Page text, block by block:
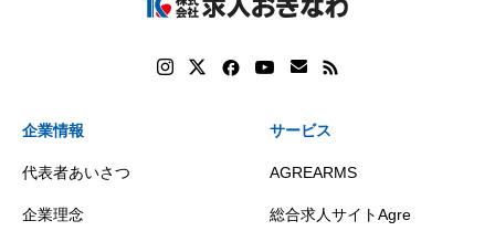
企業情報
代表者あいさつ
企業理念
サービス
AGREARMS
総合求人サイトAgre